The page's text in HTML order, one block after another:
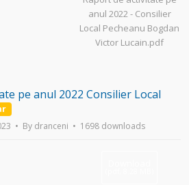
anul 2022 - Consilier
Local Pecheanu Bogdan
Victor Lucain.pdf
pe anul 2022 Consilier Local
By dranceni 1698 downloads